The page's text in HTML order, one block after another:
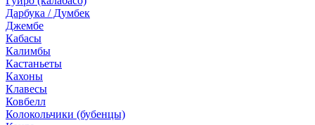
Дарбука / Думбек
Джембе
Кабасы
Калимбы
Кастаньеты
Кахоны
Клавесы
Ковбелл
Колокольчики (бубенцы)